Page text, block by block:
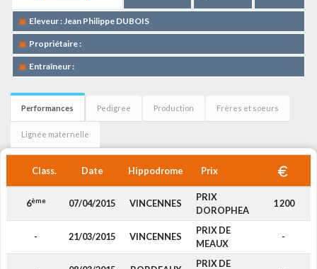
Eleveur : Jean Philippe DUBOIS
Propriétaire :
Entraîneur :
Performances Pedigree Production Frères et soeurs
Lignée maternelle
Class. Date Hippodrome Prix
6ème 07/04/2015 VINCENNES
PRIX
DOROPHEA
1 200
- 21/03/2015 VINCENNES
PRIX DE
MEAUX
-
PRIX DE